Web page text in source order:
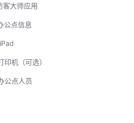
知接待人
客大师应用
公点信息
印机（可选）
公点人员